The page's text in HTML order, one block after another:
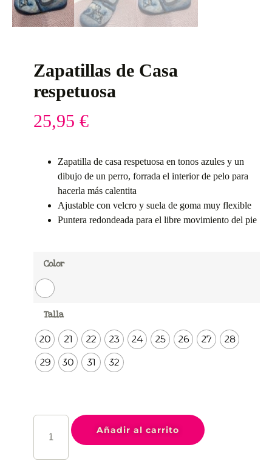
Zapatillas de Casa
respetuosa
25,95 €
Zapatilla de casa respetuosa en tonos azules y un
dibujo de un perro, forrada el interior de pelo para
hacerla más calentita
Ajustable con velcro y suela de goma muy flexible
Puntera redondeada para el libre movimiento del pie
Color
Talla
20 21 22 23 24 25 26 27
28
29
30 31 32
Añadir al carrito